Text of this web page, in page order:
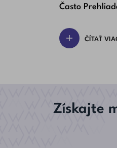
Často
ČÍTAŤ
Získajte